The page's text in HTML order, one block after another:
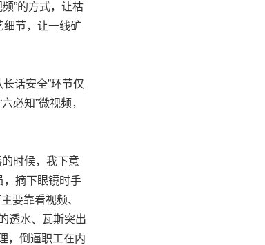
”的方式，让枯
细节，让一线矿
话安全”环节仅
必知”微视频，
时候，我下意
，摘下眼镜时手
要靠看视频、
透水、瓦斯突出
，倒逼职工在内